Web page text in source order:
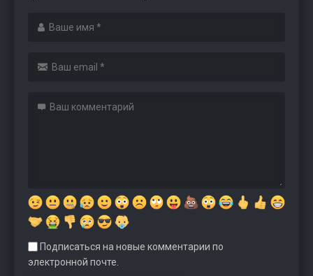
Подписаться на новые комментарии по
электронной почте.